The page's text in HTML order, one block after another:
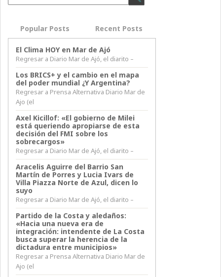
Popular Posts Recent Posts
El Clima HOY en Mar de Ajó
Regresar a Diario Mar de Ajó, el diarito –
Los BRICS+ y el cambio en el mapa
del poder mundial ¿Y Argentina?
Regresar a Prensa Alternativa Diario Mar de
Ajo (el
Axel Kicillof: «El gobierno de Milei
está queriendo apropiarse de esta
decisión del FMI sobre los
sobrecargos»
Regresar a Diario Mar de Ajó, el diarito –
Aracelis Aguirre del Barrio San
Martín de Porres y Lucia Ivars de
Villa Piazza Norte de Azul, dicen lo
suyo
Regresar a Diario Mar de Ajó, el diarito –
Partido de la Costa y aledaños:
«Hacia una nueva era de
integración: intendente de La Costa
busca superar la herencia de la
dictadura entre municipios»
Regresar a Prensa Alternativa Diario Mar de
Ajo (el